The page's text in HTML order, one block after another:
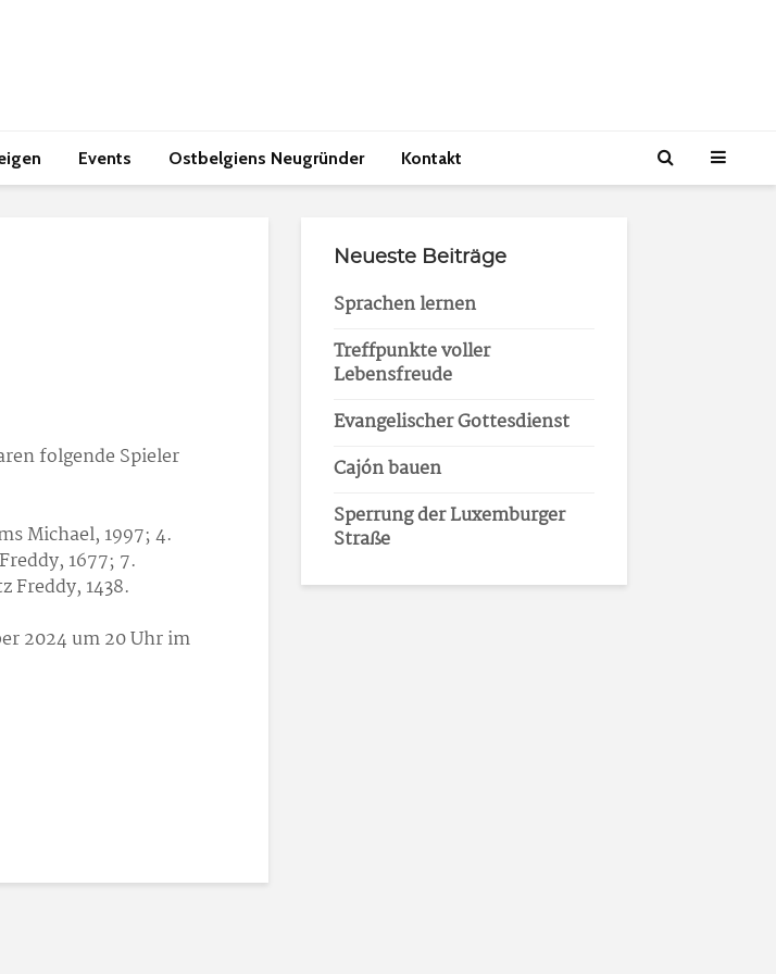
Events Ostbelgiens Neugründer Kontakt
folgende Spieler
Michael, 1997; 4.
1677; 7.
Freddy, 1438.
2024 um 20 Uhr im
Neueste Beiträge
Sprachen lernen
Treffpunkte voller
Lebensfreude
Evangelischer Gottesdienst
Cajón bauen
Sperrung der Luxemburger
Straße